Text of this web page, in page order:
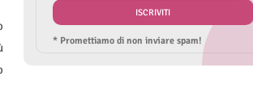
* Promettiamo di non inviare spam!